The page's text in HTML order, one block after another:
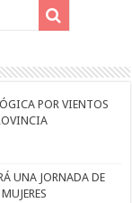
POR VIENTOS
UNA JORNADA DE